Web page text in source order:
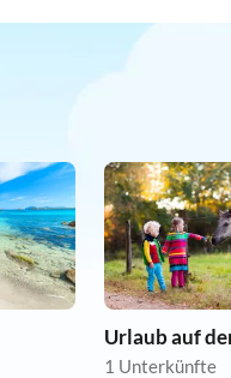
1 Unterkünfte